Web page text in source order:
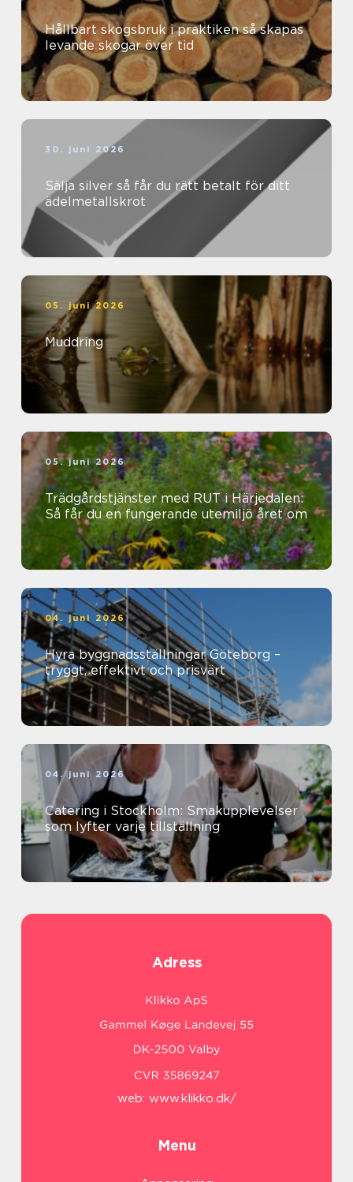
Hållbart skogsbruk i praktiken så skapas
levande skogar över tid
30. juni 2026
Sälja silver så får du rätt betalt för ditt
ädelmetallskrot
05. juni 2026
Muddring
05. juni 2026
Trädgårdstjänster med RUT i Härjedalen:
Så får du en fungerande utemiljö året om
04. juni 2026
Hyra byggnadsställningar Göteborg –
tryggt, effektivt och prisvärt
04. juni 2026
Catering i Stockholm: Smakupplevelser
som lyfter varje tillställning
Adress
web: www.klikko.dk/
Menu